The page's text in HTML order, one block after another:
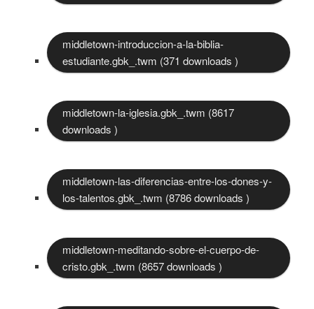
middletown-introduccion-a-la-biblia-
estudiante.gbk_.twm (371 downloads )
middletown-la-iglesia.gbk_.twm (8617
downloads )
middletown-las-diferencias-entre-los-dones-y-
los-talentos.gbk_.twm (8786 downloads )
middletown-meditando-sobre-el-cuerpo-de-
cristo.gbk_.twm (8657 downloads )